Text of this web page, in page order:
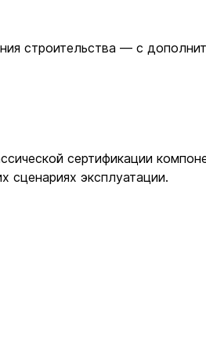
строительства — с
сертификации
сценариях эксплуатации.